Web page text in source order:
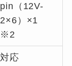
pin（12V-
2×6）×1
※2
対応